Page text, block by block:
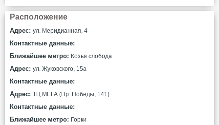
Расположение
Адрес: ул. Меридианная, 4
Контактные данные:
Ближайшее метро: Козья слобода
Адрес: ул. Жуковского, 15а
Контактные данные:
Адрес: ТЦ МЕГА (Пр. Победы, 141)
Контактные данные:
Ближайшее метро: Горки